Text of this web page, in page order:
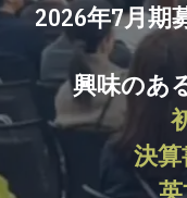
2026年7月期
興味のあ
決